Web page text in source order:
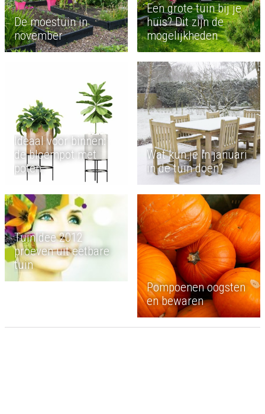
De moestuin in
november
Een grote tuin bij je
huis? Dit zijn de
mogelijkheden
Ideaal voor binnen:
de bloempot met
poten
Wat kun je in januari
in de tuin doen?
TuinIdee 2012
proeven uit eetbare
tuin
Pompoenen oogsten
en bewaren